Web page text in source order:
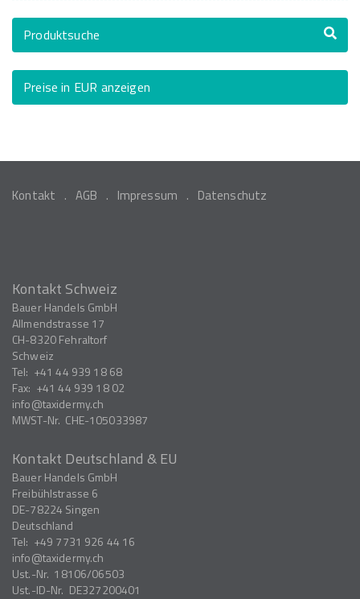
Produktsuche
Preise in EUR anzeigen
Kontakt AGB Impressum Datenschutz
Kontakt Schweiz
Bauer Handels GmbH
Allmendstrasse 17
CH-8320Fehraltorf
Schweiz
Tel: +41 44 939 18 68
Fax: +41 44 939 18 02
info
taxidermy.ch
MWST-Nr. CHE-105033987
Kontakt Deutschland & EU
Bauer Handels GmbH
Freibühlstrasse 6
DE-78224 Singen
Deutschland
Tel: +49 7731 926 44 16
info
taxidermy.ch
Ust.-Nr. 18106/06503
Ust.-ID-Nr. DE327200401